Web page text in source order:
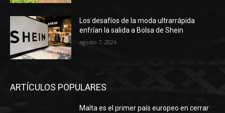
Los desafíos de la moda ultrarrápida
enfrían la salida a Bolsa de Shein
agosto 7, 2026
ARTÍCULOS POPULARES
Malta es el primer país europeo en cerrar